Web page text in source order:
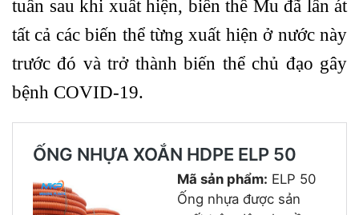
tuần sau khi xuất hiện, biến thể Mu đã lấn át
tất cả các biến thể từng xuất hiện ở nước này
trước đó và trở thành biến thể chủ đạo gây
bệnh COVID-19.